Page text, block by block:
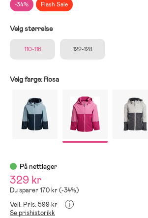
-34% Flash Sale
Velg størrelse
110-116 122-128
Velg farge: Rosa
På nettlager
329 kr
Du sparer 170 kr (-34%)
Veil. Pris: 599 kr
i
Se prishistorikk